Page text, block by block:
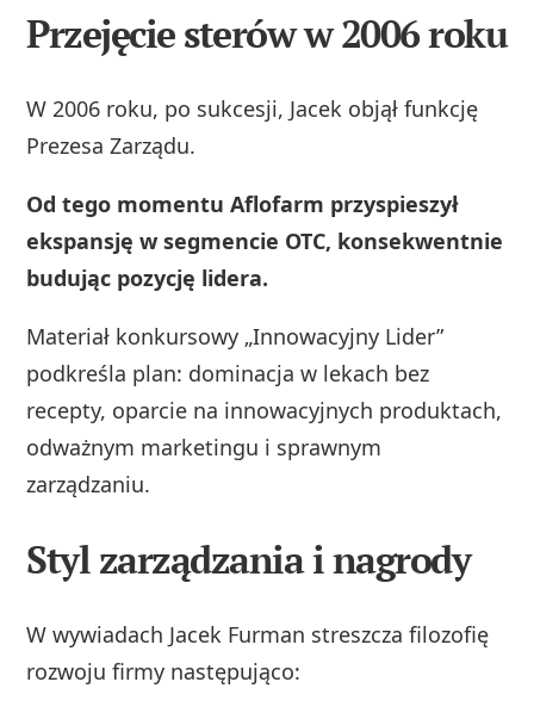
Przejęcie sterów w 2006 roku
W 2006 roku, po sukcesji, Jacek objął funkcję
Prezesa Zarządu.
Od tego momentu Aflofarm przyspieszył
ekspansję w segmencie OTC, konsekwentnie
budując pozycję lidera.
Materiał konkursowy „Innowacyjny Lider”
podkreśla plan: dominacja w lekach bez
recepty, oparcie na innowacyjnych produktach,
odważnym marketingu i sprawnym
zarządzaniu.
Styl zarządzania i nagrody
W wywiadach Jacek Furman streszcza filozofię
rozwoju firmy następująco: